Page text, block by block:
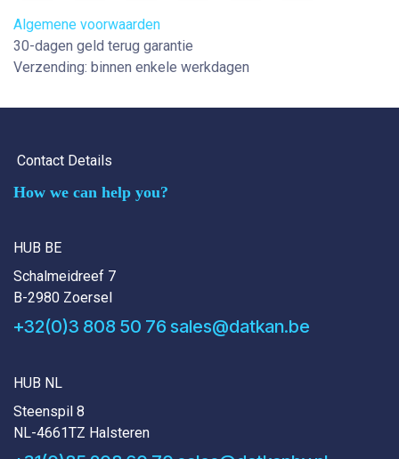
Algemene voorwaarden
30-dagen geld terug garantie
Verzending: binnen enkele werkdagen
Contact Details
How we can help you?
HUB BE
Schalmeidreef 7
B-2980 Zoersel
+32(0)3 808 50 76 sales@datkan.be
HUB NL
Steenspil 8
NL-4661TZ Halsteren